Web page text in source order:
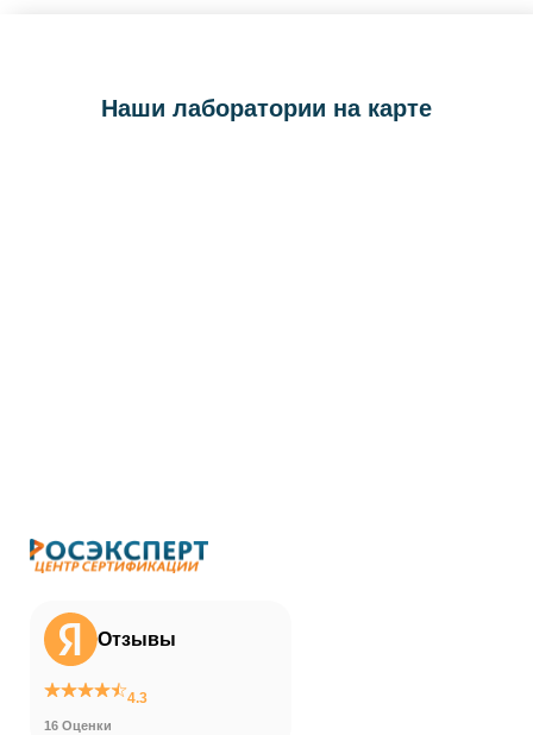
Наши лаборатории на карте
Отзывы
4.3
16 Оценки